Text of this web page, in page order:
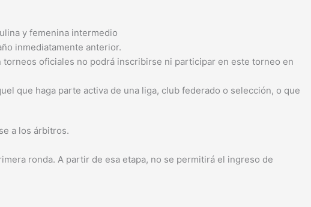
y femenina intermedio
inmediatamente anterior.
oficiales no podrá inscribirse ni participar en este torneo en
que haga parte activa de una liga, club federado o selección, o que
a los árbitros.
ronda. A partir de esa etapa, no se permitirá el ingreso de